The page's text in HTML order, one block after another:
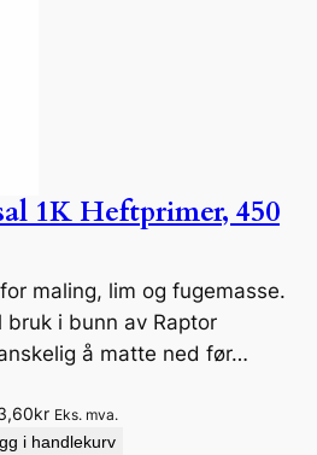
1K Heftprimer, 450
maling, lim og fugemasse.
bruk i bunn av Raptor
å matte ned før…
kr Eks. mva.
i handlekurv